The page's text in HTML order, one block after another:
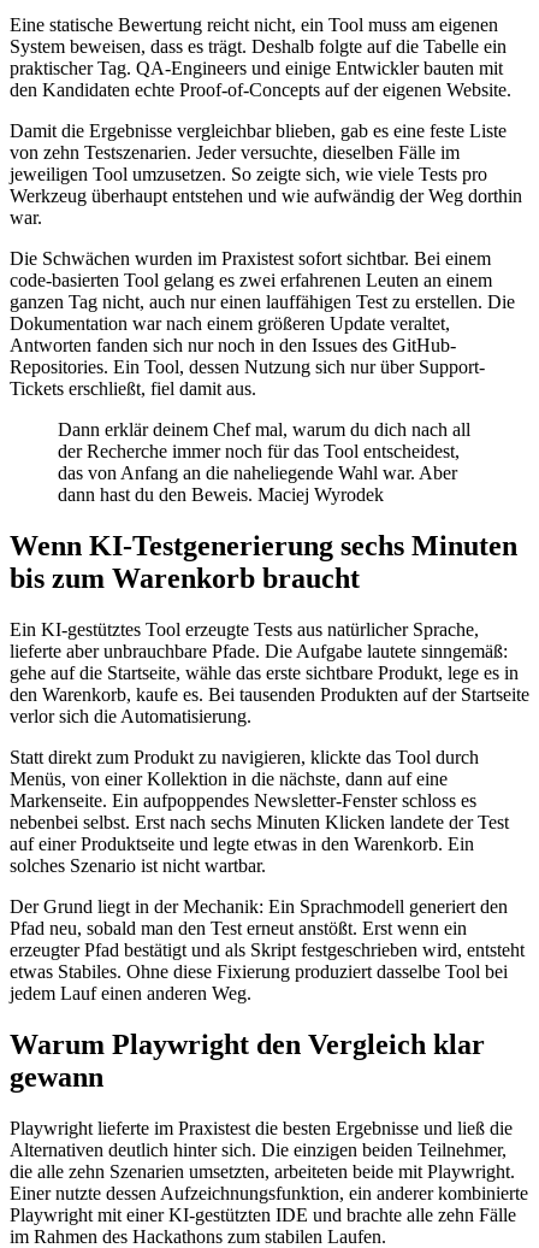
Eine statische Bewertung reicht nicht, ein Tool muss am eigenen
System beweisen, dass es trägt. Deshalb folgte auf die Tabelle ein
praktischer Tag. QA-Engineers und einige Entwickler bauten mit
den Kandidaten echte Proof-of-Concepts auf der eigenen Website.
Damit die Ergebnisse vergleichbar blieben, gab es eine feste Liste
von zehn Testszenarien. Jeder versuchte, dieselben Fälle im
jeweiligen Tool umzusetzen. So zeigte sich, wie viele Tests pro
Werkzeug überhaupt entstehen und wie aufwändig der Weg dorthin
war.
Die Schwächen wurden im Praxistest sofort sichtbar. Bei einem
code-basierten Tool gelang es zwei erfahrenen Leuten an einem
ganzen Tag nicht, auch nur einen lauffähigen Test zu erstellen. Die
Dokumentation war nach einem größeren Update veraltet,
Antworten fanden sich nur noch in den Issues des GitHub-
Repositories. Ein Tool, dessen Nutzung sich nur über Support-
Tickets erschließt, fiel damit aus.
Dann erklär deinem Chef mal, warum du dich nach all
der Recherche immer noch für das Tool entscheidest,
das von Anfang an die naheliegende Wahl war. Aber
dann hast du den Beweis. Maciej Wyrodek
Wenn KI-Testgenerierung sechs Minuten
bis zum Warenkorb braucht
Ein KI-gestütztes Tool erzeugte Tests aus natürlicher Sprache,
lieferte aber unbrauchbare Pfade. Die Aufgabe lautete sinngemäß:
gehe auf die Startseite, wähle das erste sichtbare Produkt, lege es in
den Warenkorb, kaufe es. Bei tausenden Produkten auf der Startseite
verlor sich die Automatisierung.
Statt direkt zum Produkt zu navigieren, klickte das Tool durch
Menüs, von einer Kollektion in die nächste, dann auf eine
Markenseite. Ein aufpoppendes Newsletter-Fenster schloss es
nebenbei selbst. Erst nach sechs Minuten Klicken landete der Test
auf einer Produktseite und legte etwas in den Warenkorb. Ein
solches Szenario ist nicht wartbar.
Der Grund liegt in der Mechanik: Ein Sprachmodell generiert den
Pfad neu, sobald man den Test erneut anstößt. Erst wenn ein
erzeugter Pfad bestätigt und als Skript festgeschrieben wird, entsteht
etwas Stabiles. Ohne diese Fixierung produziert dasselbe Tool bei
jedem Lauf einen anderen Weg.
Warum Playwright den Vergleich klar
gewann
Playwright lieferte im Praxistest die besten Ergebnisse und ließ die
Alternativen deutlich hinter sich. Die einzigen beiden Teilnehmer,
die alle zehn Szenarien umsetzten, arbeiteten beide mit Playwright.
Einer nutzte dessen Aufzeichnungsfunktion, ein anderer kombinierte
Playwright mit einer KI-gestützten IDE und brachte alle zehn Fälle
im Rahmen des Hackathons zum stabilen Laufen.